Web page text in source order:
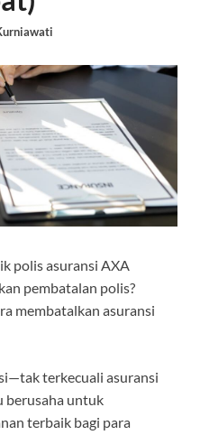
polis asuransi AXA
pembatalan polis?
membatalkan asuransi
terkecuali asuransi
untuk
terbaik bagi para